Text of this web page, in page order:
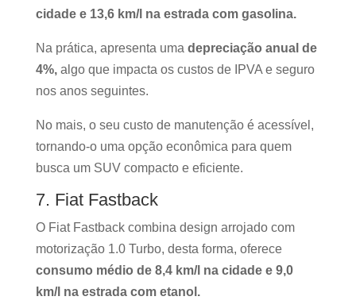
cidade e 13,6 km/l na estrada com gasolina.
Na prática, apresenta uma depreciação anual de
4%,algo que impacta os custos de IPVA e seguro
nos anos seguintes.
No mais, o seu custo de manutenção é acessível,
tornando-o uma opção econômica para quem
busca um SUV compacto e eficiente.
7. Fiat Fastback
O Fiat Fastback combina design arrojado com
motorização 1.0 Turbo, desta forma, oferece
consumo médio de 8,4 km/l na cidade e 9,0
km/l na estrada com etanol.